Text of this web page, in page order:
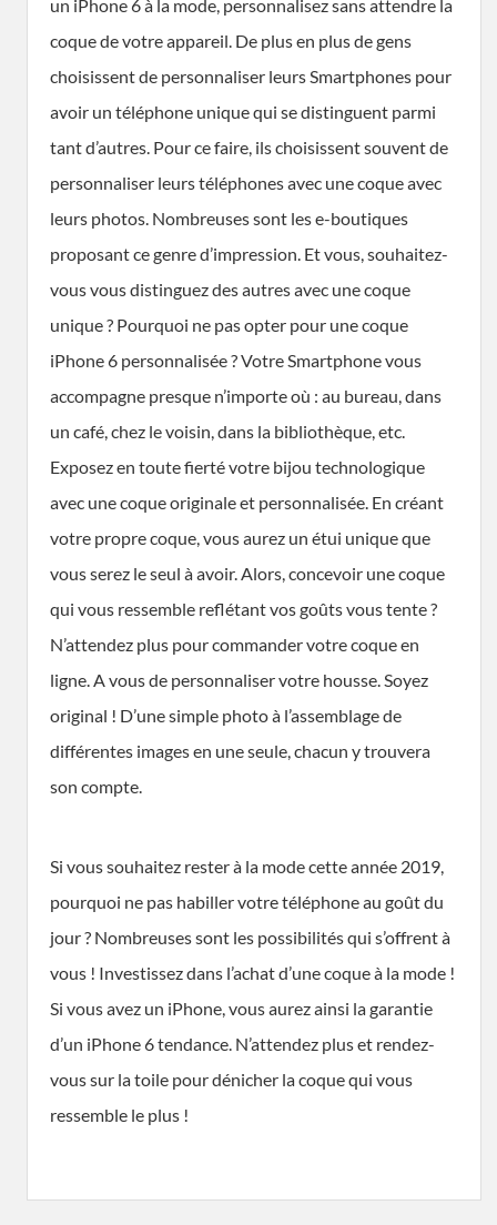
un iPhone 6 à la mode, personnalisez sans attendre la
coque de votre appareil. De plus en plus de gens
choisissent de personnaliser leurs Smartphones pour
avoir un téléphone unique qui se distinguent parmi
tant d’autres. Pour ce faire, ils choisissent souvent de
personnaliser leurs téléphones avec une coque avec
leurs photos. Nombreuses sont les e-boutiques
proposant ce genre d’impression. Et vous, souhaitez-
vous vous distinguez des autres avec une coque
unique ? Pourquoi ne pas opter pour une coque
iPhone 6 personnalisée ? Votre Smartphone vous
accompagne presque n’importe où : au bureau, dans
un café, chez le voisin, dans la bibliothèque, etc.
Exposez en toute fierté votre bijou technologique
avec une coque originale et personnalisée. En créant
votre propre coque, vous aurez un étui unique que
vous serez le seul à avoir. Alors, concevoir une coque
qui vous ressemble reflétant vos goûts vous tente ?
N’attendez plus pour commander votre coque en
ligne. A vous de personnaliser votre housse. Soyez
original ! D’une simple photo à l’assemblage de
différentes images en une seule, chacun y trouvera
son compte.
Si vous souhaitez rester à la mode cette année 2019,
pourquoi ne pas habiller votre téléphone au goût du
jour ? Nombreuses sont les possibilités qui s’offrent à
vous ! Investissez dans l’achat d’une coque à la mode !
Si vous avez un iPhone, vous aurez ainsi la garantie
d’un iPhone 6 tendance. N’attendez plus et rendez-
vous sur la toile pour dénicher la coque qui vous
ressemble le plus !